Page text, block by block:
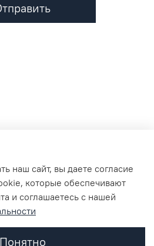
наш сайт, вы даете согласие
которые обеспечивают
и соглашаетесь с нашей
Понятно
обработки